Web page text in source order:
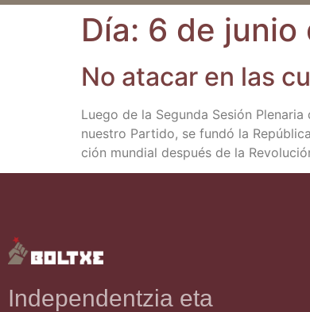
Día: 6 de junio
No ata­car en las
Lue­go de la Segun­da Sesión
nues­tro Par­ti­do, se fun­dó la
ción mun­dial des­pués de la
Independentzia eta